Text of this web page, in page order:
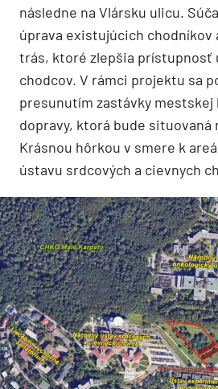
následne na Vlársku ulicu.
úprava existujúcich chodníkov
trás, ktoré zlepšia prístupnosť
chodcov. V rámci projektu sa
presunutím zastávky mestskej
dopravy, ktorá bude situovaná
Krásnou hôrkou v smere k
ústavu srdcových a cievnych